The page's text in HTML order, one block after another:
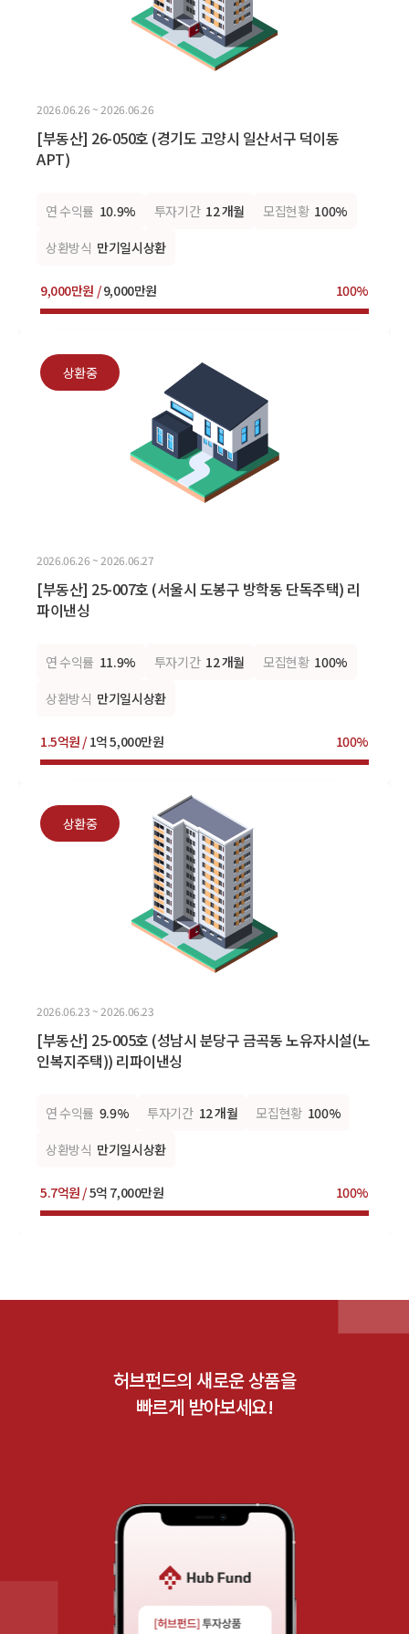
2026.06.26 ~ 2026.06.26
[부동산] 26-050호 (경기도 고양시 일산서구 덕이동
APT)
연 수익률 10.9% 투자기간 12 개월 모집현황 100%
상환방식 만기일시상환
9,000만원 /9,000만원 100%
상환중
2026.06.26 ~ 2026.06.27
[부동산] 25-007호 (서울시 도봉구 방학동 단독주택) 리
파이낸싱
연 수익률 11.9% 투자기간 12 개월 모집현황 100%
상환방식 만기일시상환
1.5억원 / 1억 5,000만원 100%
상환중
2026.06.23 ~ 2026.06.23
[부동산] 25-005호 (성남시 분당구 금곡동 노유자시설(노
인복지주택)) 리파이낸싱
연 수익률 9.9% 투자기간 12 개월 모집현황 100%
상환방식 만기일시상환
5.7억원 /5억 7,000만원 100%
허브펀드의 새로운 상품을
빠르게 받아보세요!